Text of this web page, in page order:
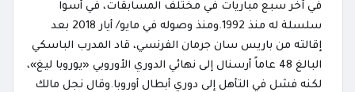
في آخر سبع مباريات في مختلف المسابقات، في أسوا
سلسلة له منذ 1992.ومنذ وصوله في مايو/ أيار 2018 بعد
إقالته من باريس سان جرمان الفرنسي، قاد المدرب الباسكي
البالغ 48 عاماً أرسنال إلى نهائي الدوري الأوروبي «يوروبا ليغ»،
لكنه فشل في التأهل إلى دوري أبطال أوروبا.وقال نجل مالك